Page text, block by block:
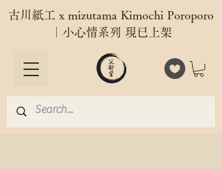
古川紙工 x mizutama Kimochi Poroporo
｜小心情系列 現已上架